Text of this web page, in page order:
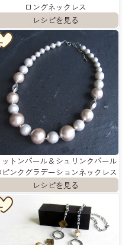
ロングネックレス
ットンパール＆シュリンクパール
ピンクグラデーションネックレス